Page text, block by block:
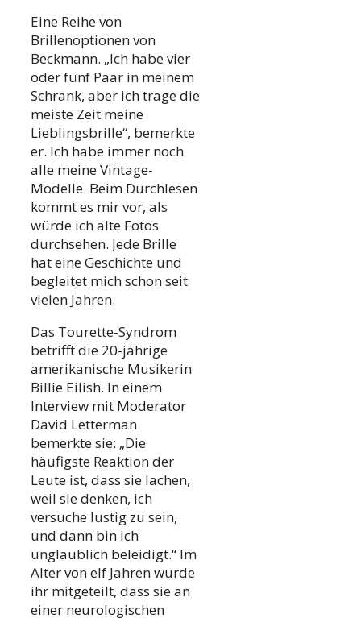
Eine Reihe von
Brillenoptionen von
Beckmann. „Ich habe vier
oder fünf Paar in meinem
Schrank, aber ich trage die
meiste Zeit meine
Lieblingsbrille“, bemerkte
er. Ich habe immer noch
alle meine Vintage-
Modelle. Beim Durchlesen
kommt es mir vor, als
würde ich alte Fotos
durchsehen. Jede Brille
hat eine Geschichte und
begleitet mich schon seit
vielen Jahren.
Das Tourette-Syndrom
betrifft die 20-jährige
amerikanische Musikerin
Billie Eilish. In einem
Interview mit Moderator
David Letterman
bemerkte sie: „Die
häufigste Reaktion der
Leute ist, dass sie lachen,
weil sie denken, ich
versuche lustig zu sein,
und dann bin ich
unglaublich beleidigt.“ Im
Alter von elf Jahren wurde
ihr mitgeteilt, dass sie an
einer neurologischen